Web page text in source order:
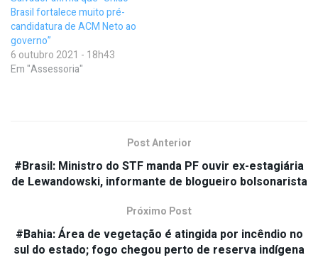
Brasil fortalece muito pré-
candidatura de ACM Neto ao
governo”
6 outubro 2021 - 18h43
Em "Assessoria"
Post Anterior
#Brasil: Ministro do STF manda PF ouvir ex-estagiária
de Lewandowski, informante de blogueiro bolsonarista
Próximo Post
#Bahia: Área de vegetação é atingida por incêndio no
sul do estado; fogo chegou perto de reserva indígena